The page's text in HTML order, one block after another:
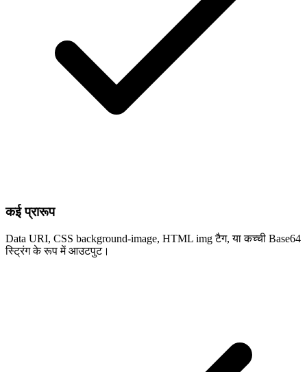
कई प्रारूप
Data URI, CSS background-image, HTML img टैग, या कच्ची Base64
स्ट्रिंग के रूप में आउटपुट।